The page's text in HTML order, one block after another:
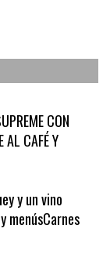
CON
AL CAFÉ Y
y un vino
menúsCarnes